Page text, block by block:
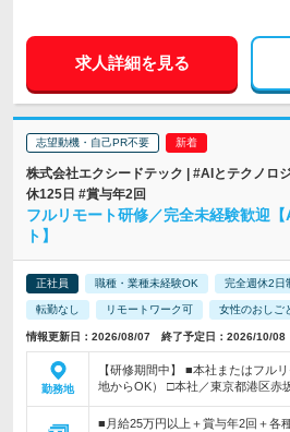
求人詳細を見る
志望動機・自己PR不要
株式会社エクシードテック | #AIとテクノロ
休125日 #賞与年2回
フルリモート研修／完全未経験歓迎
ト】
正社員 職種・業種未経験OK 完全週休2日
転勤なし リモートワーク可 女性のおしご
情報更新日：2026/08/07 終了予定日：2026/10/08
勤務地
【研修期間中】 ■本社またはフル
地からOK） □本社／東京都港区赤
■月給25万円以上＋賞与年2回＋各